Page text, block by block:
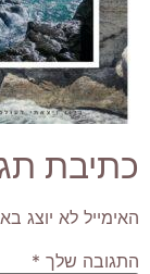
כתיבת
האימייל לא יוצג
התגובה שלך *